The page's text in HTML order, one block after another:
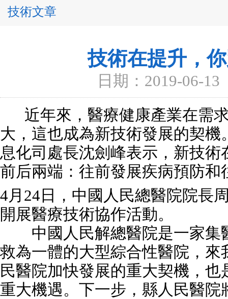
技術文章
技術在提升，
日期：2019-06-13
近年來，醫療健康產業在需
大，這也成為新技術發展的契
息化司處長沈劍峰表示，新技
前后兩端：往前發展疾病預防和
4月24日，中國人民總醫院院長
開展醫療技術協作活動。
中國人民解總醫院是一家集
救為一體的大型綜合性醫院，
民醫院加快發展的重大契機，
重大機遇。下一步，縣人民醫